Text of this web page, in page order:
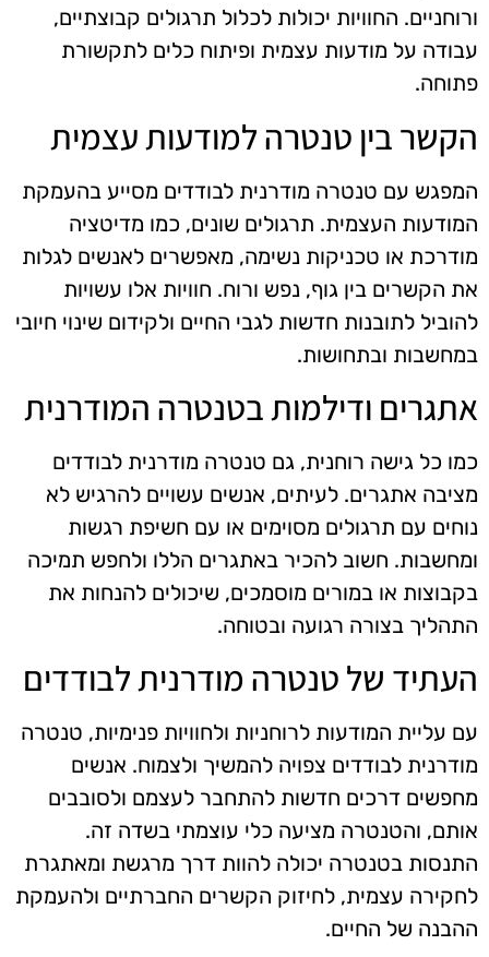
ורוחניים. החוויות יכולות לכלול תרגולים קבוצתיים,
עבודה על מודעות עצמית ופיתוח כלים לתקשורת
פתוחה.
הקשר בין טנטרה למודעות עצמית
המפגש עם טנטרה מודרנית לבודדים מסייע בהעמקת
המודעות העצמית. תרגולים שונים, כמו מדיטציה
מודרכת או טכניקות נשימה, מאפשרים לאנשים לגלות
את הקשרים בין גוף, נפש ורוח. חוויות אלו עשויות
להוביל לתובנות חדשות לגבי החיים ולקידום שינוי חיובי
במחשבות ובתחושות.
אתגרים ודילמות בטנטרה המודרנית
כמו כל גישה רוחנית, גם טנטרה מודרנית לבודדים
מציבה אתגרים. לעיתים, אנשים עשויים להרגיש לא
נוחים עם תרגולים מסוימים או עם חשיפת רגשות
ומחשבות. חשוב להכיר באתגרים הללו ולחפש תמיכה
בקבוצות או במורים מוסמכים, שיכולים להנחות את
התהליך בצורה רגועה ובטוחה.
העתיד של טנטרה מודרנית לבודדים
עם עליית המודעות לרוחניות ולחוויות פנימיות, טנטרה
מודרנית לבודדים צפויה להמשיך ולצמוח. אנשים
מחפשים דרכים חדשות להתחבר לעצמם ולסובבים
אותם, והטנטרה מציעה כלי עוצמתי בשדה זה.
התנסות בטנטרה יכולה להוות דרך מרגשת ומאתגרת
לחקירה עצמית, לחיזוק הקשרים החברתיים ולהעמקת
ההבנה של החיים.